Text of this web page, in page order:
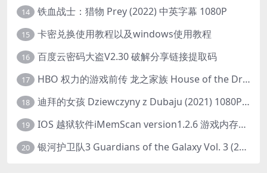
14 铁血战士：猎物 Prey (2022) 中英字幕 1080P
15 卡密兑换使用教程以及windows使用教程
16 百度云密码大盗V2.30 破解分享链接提取码
17 HBO 权力的游戏前传 龙之家族 House of the Dragon (2022) 中字 1080P 更新4集
18 迪拜的女孩 Dziewczyny z Dubaju (2021) 1080P 中字
19 IOS 越狱软件iMemScan version1.2.6 游戏内存修改器
20 银河护卫队3 Guardians of the Galaxy Vol. 3 (2023)4K高清资源1080p只分享精品